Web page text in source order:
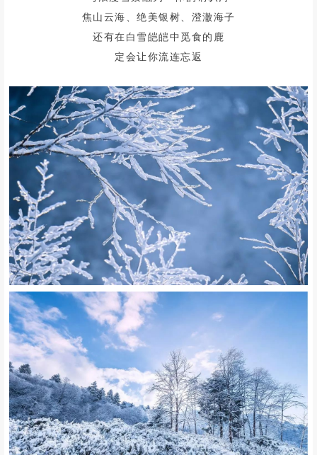
丛林、山谷逐渐幻化成童话的模样
北纬30°上唯美林海雪原
冬日的清冽，给了喇叭河晶莹的浪漫
映入眼帘是林海雪原、玉树琼花
五彩斑斓的秋叶在白雪的浸染下
披上了冬日的衣裳
与浪漫雪景融为一体的喇叭河
焦山云海、绝美银树、澄澈海子